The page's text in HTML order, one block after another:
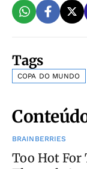
Tags
COPA DO MUNDO